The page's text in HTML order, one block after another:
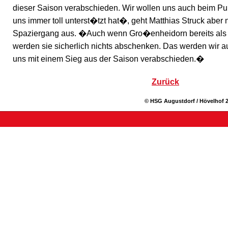
dieser Saison verabschieden. Wir wollen uns auch beim
uns immer toll unterst�tzt hat�, geht Matthias Struck aber
Spaziergang aus. �Auch wenn Gro�enheidorn bereits als
werden sie sicherlich nichts abschenken. Das werden wir
uns mit einem Sieg aus der Saison verabschieden.�
Zurück
© HSG Augustdorf / Hövelhof